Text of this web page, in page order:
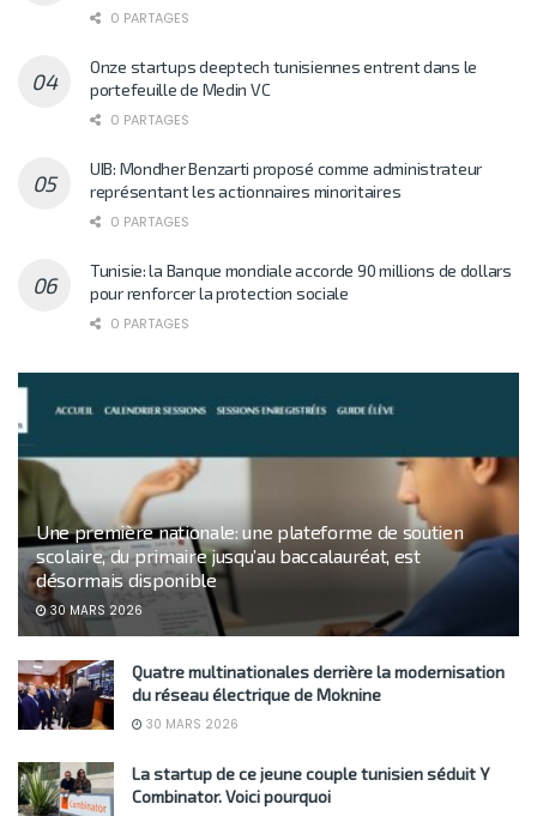
0 PARTAGES
Onze startups deeptech tunisiennes entrent dans le
portefeuille de Medin VC
0 PARTAGES
UIB: Mondher Benzarti proposé comme administrateur
représentant les actionnaires minoritaires
0 PARTAGES
Tunisie: la Banque mondiale accorde 90 millions de dollars
pour renforcer la protection sociale
0 PARTAGES
Une première nationale: une plateforme de soutien
scolaire, du primaire jusqu’au baccalauréat, est
désormais disponible
30 MARS 2026
Quatre multinationales derrière la modernisation
du réseau électrique de Moknine
30 MARS 2026
La startup de ce jeune couple tunisien séduit Y
Combinator. Voici pourquoi